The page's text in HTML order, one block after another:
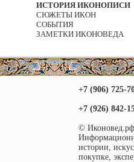
ИСТОРИЯ ИКОНОПИСИ
СЮЖЕТЫ ИКОН
СОБЫТИЯ
ЗАМЕТКИ ИКОНОВЕДА
+7 (906) 725-
+7 (926) 842-
©
истории,
покупке,